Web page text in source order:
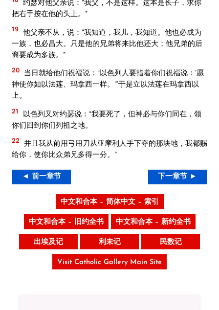
约瑟对他父亲说：“我父，不是这样。这本是长子，求你
把右手按在他的头上。”
19 他父亲不从，说：“我知道，我儿，我知道。他也必成为
一族，也必昌大。只是他的兄弟将来比他还大；他兄弟的后
裔要成为多族。”
20 当日就给他们祝福说：“以色列人要指着你们祝福说：‘愿
神使你如以法莲、玛拿西一样。’”于是立以法莲在玛拿西以
上。
21
以色列又对约瑟说：“我要死了，但神必与你们同在，领
你们回到你们列祖之地。
22 并且我从前用弓用刀从亚摩利人手下夺的那块地，我都赐
给你，使你比众弟兄多得一分。”
◄ 前一章节 下一章节 ►
中文和合本 – 简体中文 – 索引
中文和合本 – 旧约全书 中文和合本 – 新约全书
出埃及记 利未记 民数记
Visit Catholic Gallery Main Site